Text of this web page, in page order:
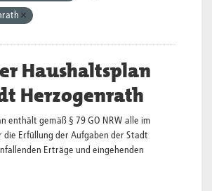
Haushaltsplan
Herzogenrath
enthält gemäß § 79 GO NRW alle im
die Erfüllung der Aufgaben der Stadt
Erträge und eingehenden